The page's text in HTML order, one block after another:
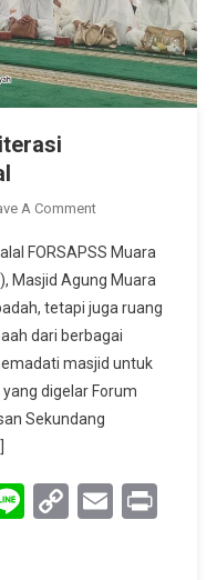
A CommentOn
Lisan
Ke
Jempol:
Literasi
Silaturahmi
Di
FORSAPSS Muara
Masjid Agung Muara
tetapi juga ruang
dari berbagai
masjid untuk
digelar Forum
Sekundang
LineCopyEmail